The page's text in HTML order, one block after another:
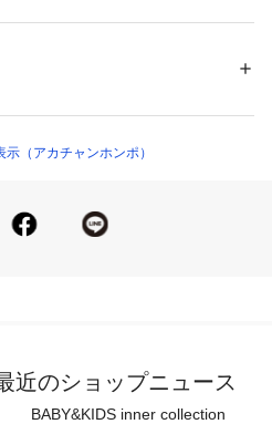
節する事が出来ます。お仕事用
。
とし洗濯機で弱い洗濯処理がで
ンブル乾燥はできない。
（アカチャンホンポ）
近のショップニュース
BABY&KIDS inner collection